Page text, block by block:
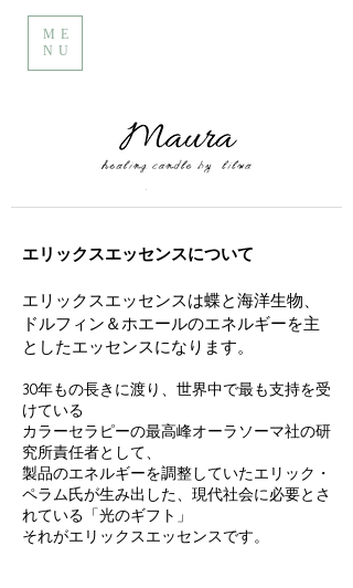
ME
NU
エリックスエッセンスについて
エリックスエッセンスは蝶と海洋生物、
ドルフィン＆ホエールのエネルギーを主
としたエッセンスになります。
30年もの長きに渡り、世界中で最も支持を受
けている
カラーセラピーの最高峰オーラソーマ社の研
究所責任者として、
製品のエネルギーを調整していたエリック・
ペラム氏が生み出した、現代社会に必要とさ
れている「光のギフト」
それがエリックスエッセンスです。